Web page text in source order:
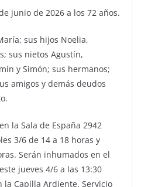
junio de 2026 a los 72 años.
sus hijos Noelia,
sus nietos Agustín,
y Simón; sus hermanos;
amigos y demás deudos
la Sala de España 2942
3/6 de 14 a 18 horas y
Serán inhumados en el
jueves 4/6 a las 13:30
la Capilla Ardiente. Servicio